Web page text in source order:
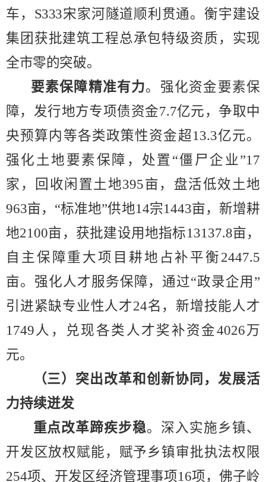
车， S333宋家河隧道顺利贯通。衡宇建设
集团获批建筑工程总承包特级资质，实现
全市零的突破。
要素保障精准有力。强化资金要素保
障，发行地方专项债资金7.7亿元，争取中
央预算内等各类政策性资金超 13.3亿元。
强化土地要素保障， 处置 “僵尸企业”17
家，回收闲置土地395亩，盘活低效土地
963亩， “标准地”供地14宗1443亩，新增耕
地2100亩，获批建设用地指标13137.8亩，
自主保障重大项目耕地占补平衡 2447.5
亩。强化人才服务保障，通过“政录企用 ”
引进紧缺专业性人才24名，新增技能人才
1749 人，兑现各类人才奖补资金4026 万
元。
（三）突出改革和创新协同，发展活
力持续迸发
重点改革蹄疾步稳。 深入实施乡镇、
开发区放权赋能，赋予乡镇审批执法权限
254项、开发区经济管理事项16项，佛子岭